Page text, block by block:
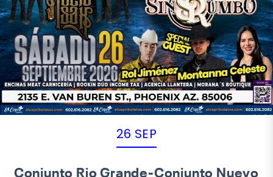
26 SEP
Conjunto Rio Grande-Conjunto Nuevo